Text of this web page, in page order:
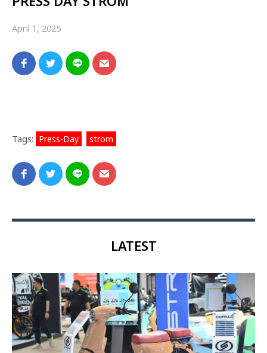
April 1, 2025
Tags: Press-Day strom
LATEST